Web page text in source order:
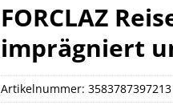
FORCLAZ
imprägniert
Artikelnummer:3583787397213